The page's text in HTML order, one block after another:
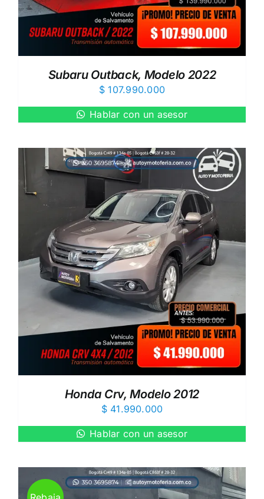
Subaru Outback, Modelo 2022
$ 107.990.000
Hablar con un asesor
Honda Crv, Modelo 2012
$41.990.000
Hablar con un asesor